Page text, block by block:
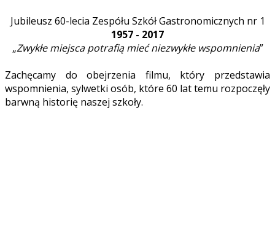
Jubileusz 60-lecia Zespółu Szkół Gastronomicznych nr 1
1957 - 2017
„Zwykłe miejsca potrafią mieć niezwykłe wspomnienia”
Zachęcamy do obejrzenia filmu, który przedstawia
wspomnienia, sylwetki osób, które 60 lat temu rozpoczęły
barwną historię naszej szkoły.